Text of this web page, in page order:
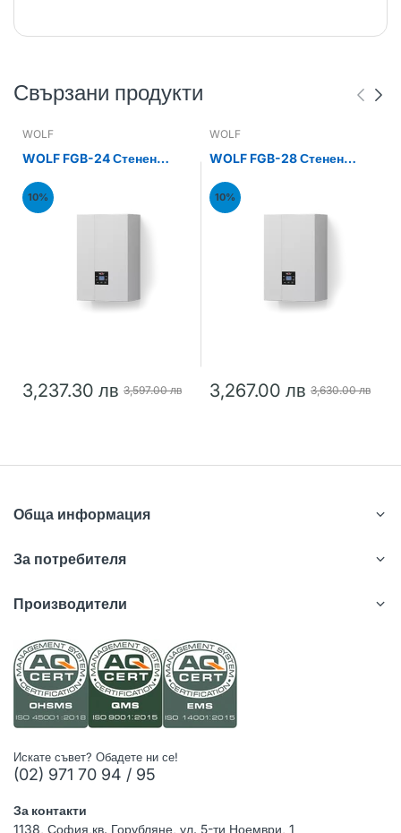
Свързани продукти
WOLF
WOLF FGB-24 Стенен
24kW
10%
3,237.30 лв 3,597.00 лв
WOLF
WOLF FGB-28 Стенен
28kW
10%
3,267.00 лв 3,630.00 лв
Обща информация
За потребителя
Производители
Искате съвет? Обадете ни се!
(02) 971 70 94 / 95
За контакти
1138, София,кв. Горубляне, ул. 5-ти Ноември, 1